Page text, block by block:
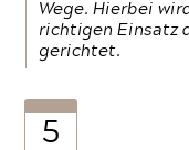
Wege. Hierbei
richtigen Einsatz
gerichtet.
5